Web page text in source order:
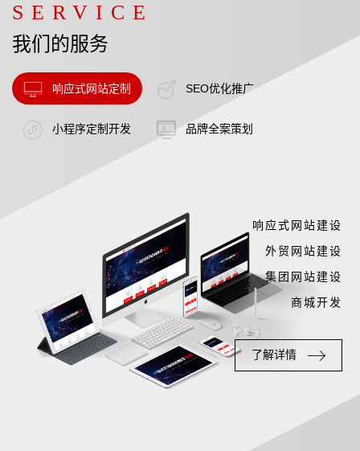
SERVICE
我们的服务
响应式网站定制 SEO优化推广
小程序定制开发 品牌全案策划
响应式网站建设
外贸网站建设
集团网站建设
商城开发
了解详情